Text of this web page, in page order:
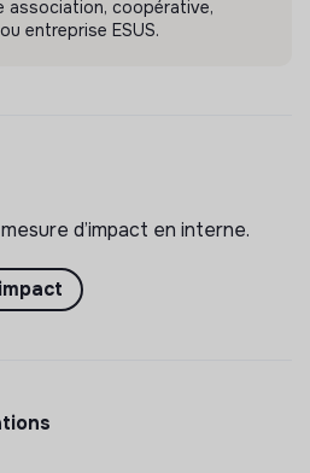
association, coopérative,
entreprise ESUS.
d’impact en interne.